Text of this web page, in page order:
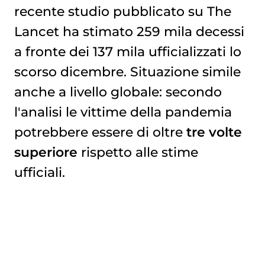
recente studio pubblicato su The
Lancet ha stimato 259 mila decessi
a fronte dei 137 mila ufficializzati lo
scorso dicembre. Situazione simile
anche a livello globale: secondo
l'analisi le vittime della pandemia
potrebbere essere di oltre tre volte
superiore rispetto alle stime
ufficiali.